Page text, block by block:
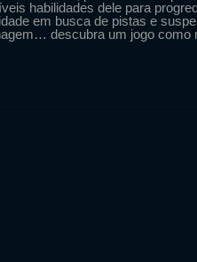
habilidades dele para
em busca de pistas e
descubra um jogo como